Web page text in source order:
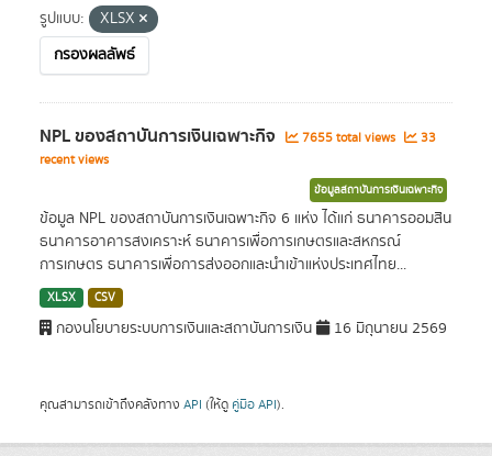
รูปแบบ:
XLSX
กรองผลลัพธ์
NPL ของสถาบันการเงินเฉพาะกิจ 7655 total views
33
recent views
ข้อมูลสถาบันการเงินเฉพาะกิจ
ข้อมูล NPL ของสถาบันการเงินเฉพาะกิจ 6 แห่ง ได้แก่ ธนาคารออมสิน
ธนาคารอาคารสงเคราะห์ ธนาคารเพื่อการเกษตรและสหกรณ์
การเกษตร ธนาคารเพื่อการส่งออกและนำเข้าแห่งประเทศไทย...
XLSX CSV
กองนโยบายระบบการเงินและสถาบันการเงิน 16 มิถุนายน 2569
คุณสามารถเข้าถึงคลังทาง API (ให้ดู คู่มือ API).